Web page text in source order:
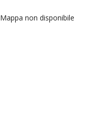
Mappa non disponibile